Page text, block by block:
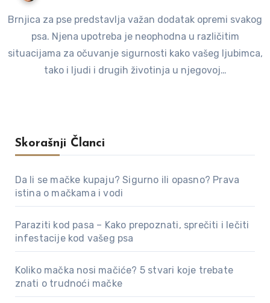
Brnjica za pse predstavlja važan dodatak opremi svakog
psa. Njena upotreba je neophodna u različitim
situacijama za očuvanje sigurnosti kako vašeg ljubimca,
tako i ljudi i drugih životinja u njegovoj…
Skorašnji Članci
Da li se mačke kupaju? Sigurno ili opasno? Prava
istina o mačkama i vodi
Paraziti kod pasa – Kako prepoznati, sprečiti i lečiti
infestacije kod vašeg psa
Koliko mačka nosi mačiće? 5 stvari koje trebate
znati o trudnoći mačke